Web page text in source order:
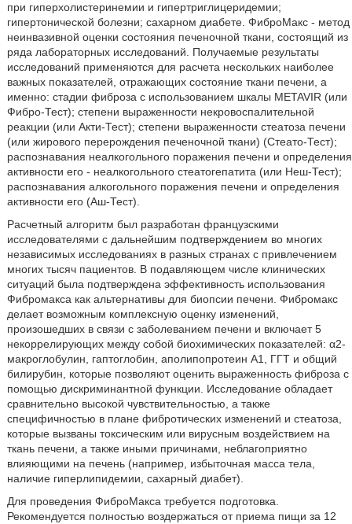
при гиперхолистеринемии и гипертриглицеридемии;
гипертонической болезни; сахарном диабете. ФиброМакс - метод
неинвазивной оценки состояния печеночной ткани, состоящий из
ряда лабораторных исследований. Получаемые результаты
исследований применяются для расчета нескольких наиболее
важных показателей, отражающих состояние ткани печени, а
именно: стадии фиброза с использованием шкалы METAVIR (или
Фибро-Тест); степени выраженности некровоспалительной
реакции (или Акти-Тест); степени выраженности стеатоза печени
(или жирового перерождения печеночной ткани) (Стеато-Тест);
распознавания неалкогольного поражения печени и определения
активности его - неалкогольного стеатогепатита (или Неш-Тест);
распознавания алкогольного поражения печени и определения
активности его (Аш-Тест).
Расчетный алгоритм был разработан французскими
исследователями с дальнейшим подтверждением во многих
независимых исследованиях в разных странах с привлечением
многих тысяч пациентов. В подавляющем числе клинических
ситуаций была подтверждена эффективность использования
Фибромакса как альтернативы для биопсии печени. Фибромакс
делает возможным комплексную оценку изменений,
произошедших в связи с заболеванием печени и включает 5
некоррелирующих между собой биохимических показателей: α2-
макроглобулин, гаптоглобин, аполипопротеин А1, ГГТ и общий
билирубин, которые позволяют оценить выраженность фиброза с
помощью дискриминантной функции. Исследование обладает
сравнительно высокой чувствительностью, а также
специфичностью в плане фибротических изменений и стеатоза,
которые вызваны токсическим или вирусным воздействием на
ткань печени, а также иными причинами, неблагоприятно
влияющими на печень (например, избыточная масса тела,
наличие гиперлипидемии, сахарный диабет).
Для проведения ФиброМакса требуется подготовка.
Рекомендуется полностью воздержаться от приема пищи за 12